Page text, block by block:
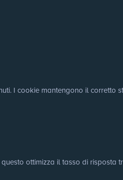
I cookie mantengono il
ottimizza il tasso di